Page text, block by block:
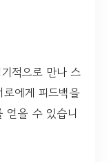
적으로 만나 스
에게 피드백을
얻을 수 있습니